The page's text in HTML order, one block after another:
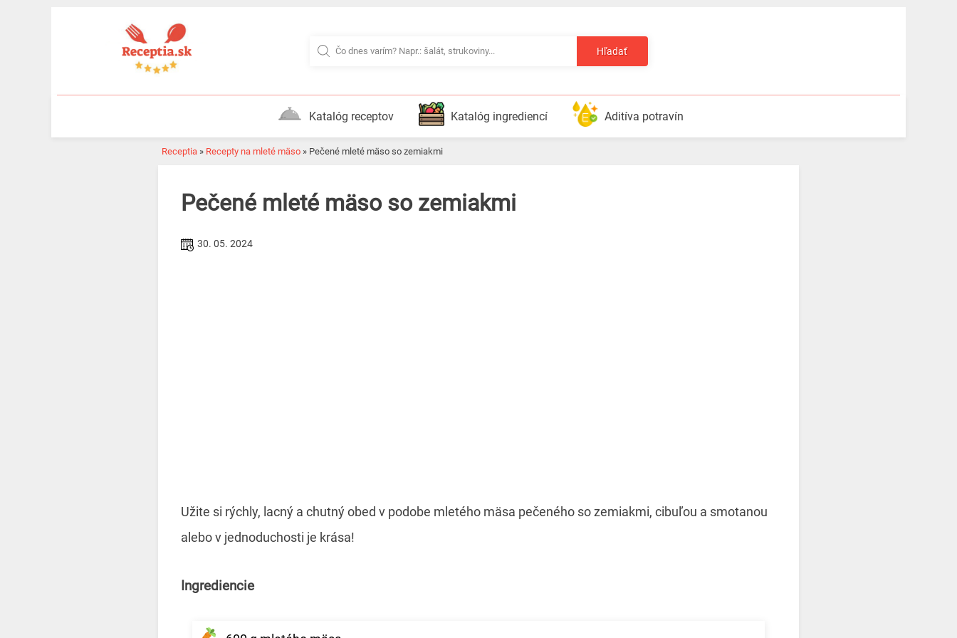
Hľadať
Katalóg receptov Katalóg ingrediencí Aditíva potravín
Receptia » Recepty na mleté mäso » Pečené mleté ​​mäso so zemiakmi
Pečené mleté ​​mäso so zemiakmi
30. 05. 2024
Užite si rýchly, lacný a chutný obed v podobe mletého mäsa pečeného so zemiakmi, cibuľou a smotanou
alebo v jednoduchosti je krása!
Ingrediencie